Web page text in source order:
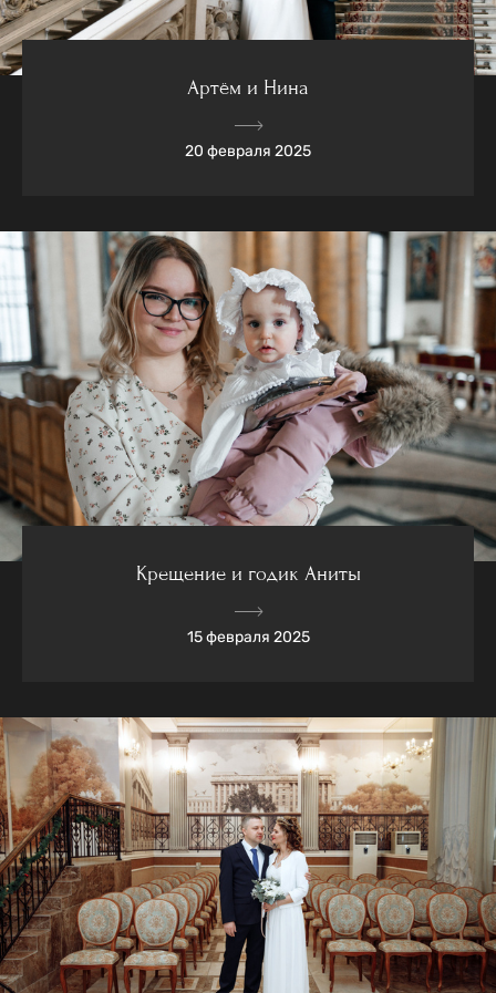
Артём и Нина
20 февраля 2025
Крещение и годик Аниты
15 февраля 2025